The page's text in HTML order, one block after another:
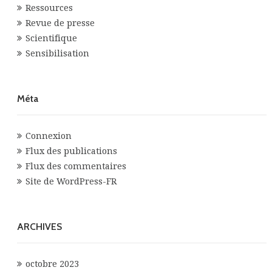
Ressources
Revue de presse
Scientifique
Sensibilisation
Méta
Connexion
Flux des publications
Flux des commentaires
Site de WordPress-FR
ARCHIVES
octobre 2023